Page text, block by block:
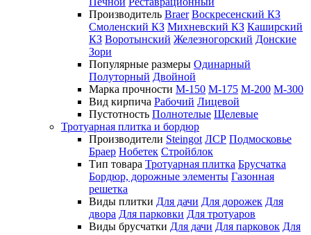
Производитель Braer Воскресенский КЗ
Смоленский КЗ Михневский КЗ Каширский
КЗ Воротынский Железногорский Донские
Зори
Популярные размеры Одинарный
Полуторный Двойной
Марка прочности М-150 М-175 М-200 М-300
Вид кирпича Рабочий Лицевой
Пустотность Полнотелые Щелевые
Тротуарная плитка и бордюр
Производители Steingot ЛСР Подмосковье
Браер Нобетек Стройблок
Тип товара Тротуарная плитка Брусчатка
Бордюр, дорожные элементы Газонная
решетка
Виды плитки Для дачи Для дорожек Для
двора Для парковки Для тротуаров
Виды брусчатки Для дачи Для парковок Для